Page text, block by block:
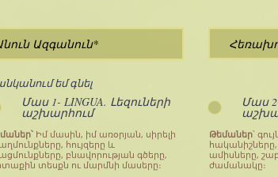
եմ գնել
Մաս 1- LINGUA. Լեզուների
աշխարհում
Մաս
Իմ մասին, իմ առօրյան, սիրելի
հույզերը և
բնավորության գծերը,
տեսքն ու մարմնի մասերը։
Թեմաներ՝
հականիշները,
ամիսները,
ժամանակը։